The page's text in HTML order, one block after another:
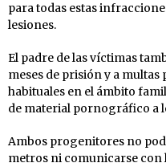
para todas estas
lesiones.
El padre de las víctimas
meses de prisión y a
habituales en el ámbito
de material pornográfico a
Ambos progenitores no
metros ni comunicarse con